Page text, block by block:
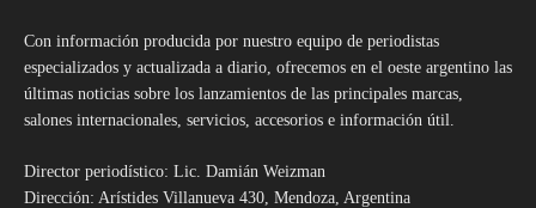
Con información producida por nuestro equipo de periodistas
especializados y actualizada a diario, ofrecemos en el oeste argentino las
últimas noticias sobre los lanzamientos de las principales marcas,
salones internacionales, servicios, accesorios e información útil.
Director periodístico: Lic. Damián Weizman
Dirección: Arístides Villanueva 430, Mendoza, Argentina